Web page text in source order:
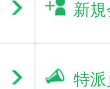
新
特